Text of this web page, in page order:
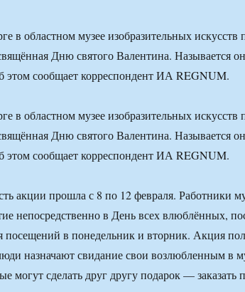
в областном музее изобразительных
Дню святого Валентина. Называется
этом сообщает корреспондент ИА REGNUM.
в областном музее изобразительных
Дню святого Валентина. Называется
этом сообщает корреспондент ИА REGNUM.
акции прошла с 8 по 12 февраля. Работники
непосредственно в День всех влюблённых,
посещений в понедельник и вторник. Акция
назначают свидание свои возлюбленным в
могут сделать друг другу подарок — заказать